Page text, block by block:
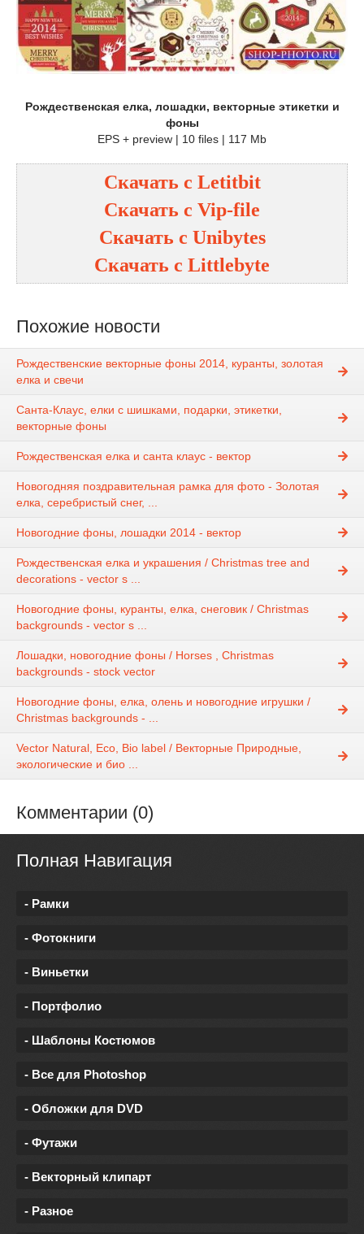
Рождественская елка, лошадки, векторные этикетки и
фоны
EPS + preview | 10 files | 117 Mb
Скачать с Letitbit
Скачать с Vip-file
Скачать с Unibytes
Скачать с Littlebyte
Похожие новости
Рождественские векторные фоны 2014, куранты, золотая
елка и свечи
Санта-Клаус, елки с шишками, подарки, этикетки,
векторные фоны
Рождественская елка и санта клаус - вектор
Новогодняя поздравительная рамка для фото - Золотая
елка, серебристый снег, ...
Новогодние фоны, лошадки 2014 - вектор
Рождественская елка и украшения / Christmas tree and
decorations - vector s ...
Новогодние фоны, куранты, елка, снеговик / Christmas
backgrounds - vector s ...
Лошадки, новогодние фоны / Horses , Christmas
backgrounds - stock vector
Новогодние фоны, елка, олень и новогодние игрушки /
Christmas backgrounds - ...
Vector Natural, Eco, Bio label / Векторные Природные,
экологические и био ...
Комментарии (0)
Полная Навигация
- Рамки
- Фотокниги
- Виньетки
- Портфолио
- Шаблоны Костюмов
- Все для Photoshop
- Обложки для DVD
- Футажи
- Векторный клипарт
- Разное